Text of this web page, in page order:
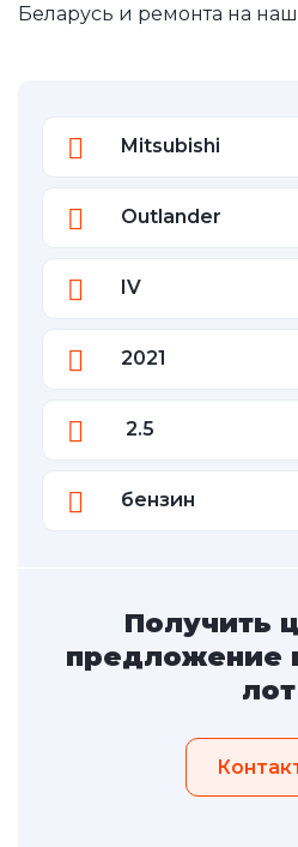
Беларусь и ремонта на
Mitsubishi
Outlander
IV
2021
2.5
бензин
Получить
предложение
лот